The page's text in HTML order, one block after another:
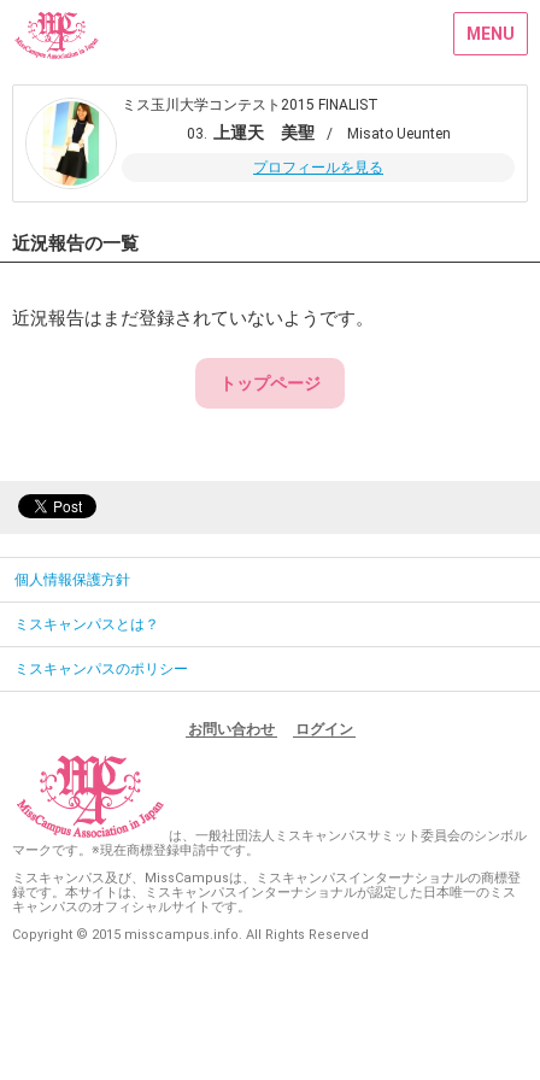
MENU
ミス玉川大学コンテスト2015 FINALIST
03.
上運天 美聖
/ Misato Ueunten
プロフィールを見る
近況報告の一覧
近況報告はまだ登録されていないようです。
トップページ
個人情報保護方針
ミスキャンパスとは？
ミスキャンパスのポリシー
お問い合わせ ログイン
は、一般社団法人ミスキャンパスサミット委員会のシンボル
マークです。※現在商標登録申請中です。
ミスキャンパス及び、MissCampusは、ミスキャンパスインターナショナルの商標登
録です。本サイトは、ミスキャンパスインターナショナルが認定した日本唯一のミス
キャンパスのオフィシャルサイトです。
Copyright © 2015 misscampus.info. All Rights Reserved